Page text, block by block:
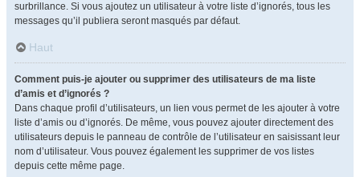
surbrillance. Si vous ajoutez un utilisateur à votre liste d’ignorés, tous les
messages qu’il publiera seront masqués par défaut.
Haut
Comment puis-je ajouter ou supprimer des utilisateurs de ma liste
d’amis et d’ignorés ?
Dans chaque profil d’utilisateurs, un lien vous permet de les ajouter à votre
liste d’amis ou d’ignorés. De même, vous pouvez ajouter directement des
utilisateurs depuis le panneau de contrôle de l’utilisateur en saisissant leur
nom d’utilisateur. Vous pouvez également les supprimer de vos listes
depuis cette même page.